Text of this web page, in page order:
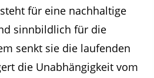
für eine nachhaltige
sinnbildlich für die
senkt sie die laufenden
die Unabhängigkeit vom